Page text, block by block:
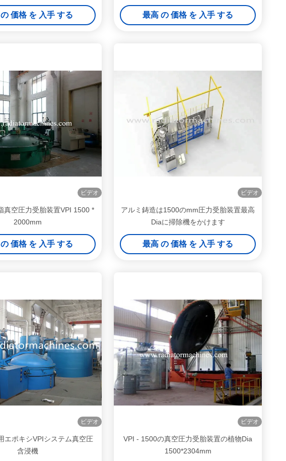
価格 を 入手 する 最高 の 価格 を 入手 する
ビデオ
真空圧力受胎装置VPI 1500 *
2000mm
価格 を 入手 する
ビデオ
アルミ鋳造は1500のmm圧力受胎装置最高
Diaに掃除機をかけます
最高 の 価格 を 入手 する
ビデオ
エポキシVPIシステム真空圧
含浸機
ビデオ
VPI - 1500の真空圧力受胎装置の植物Dia
1500*2304mm